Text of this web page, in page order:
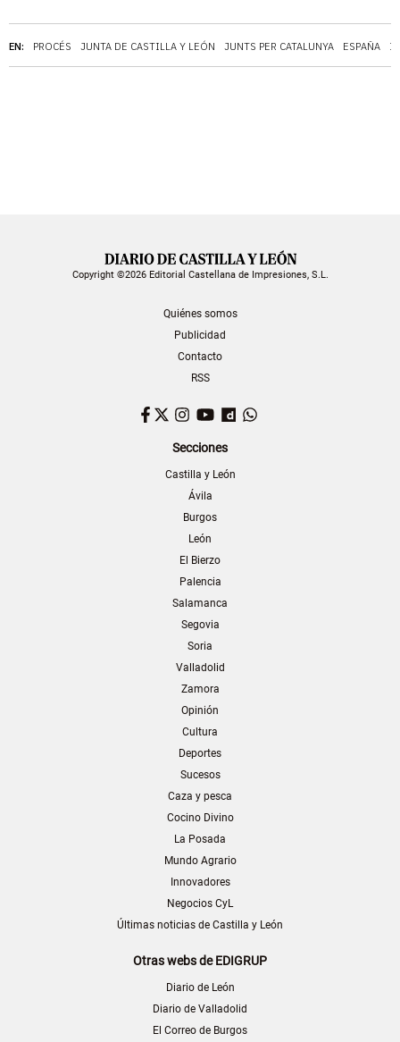
EN: PROCÉS JUNTA DE CASTILLA Y LEÓN JUNTS PER CATALUNYA ESPAÑA
Copyright ©2026 Editorial Castellana de Impresiones, S.L.
Quiénes somos
Publicidad
Contacto
RSS
Facebook
TwitterInstagram
YouTubeDailymotion
Secciones
Castilla y León
Ávila
Burgos
León
El Bierzo
Palencia
Salamanca
Segovia
Soria
Valladolid
Zamora
Opinión
Cultura
Deportes
Sucesos
Caza y pesca
Cocino Divino
La Posada
Mundo Agrario
Innovadores
Negocios CyL
Últimas noticias de Castilla y León
Otras webs de EDIGRUP
Diario de León
Diario de Valladolid
El Correo de Burgos